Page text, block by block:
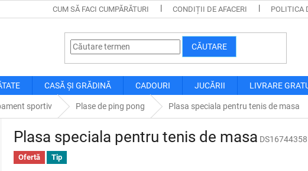
CUM SĂ FACI CUMPĂRĂTURI CONDIȚII DE AFACERI POLITICA
CĂUTARE
CASĂ ȘI GRĂDINĂ CADOURI JUCĂRII LIVRARE
sportiv Plase de ping pong Plasa speciala pentru tenis de masa
Plasa speciala pentru tenis de masa DS16744358
Ofertă Tip